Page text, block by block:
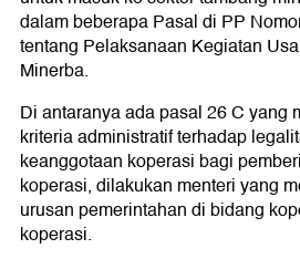
dalam beberapa Pasal di PP
tentang Pelaksanaan Kegiatan
Minerba.
Di antaranya ada pasal 26 C yang
kriteria administratif terhadap
keanggotaan koperasi bagi
koperasi, dilakukan menteri yang
urusan pemerintahan di bidang
koperasi.